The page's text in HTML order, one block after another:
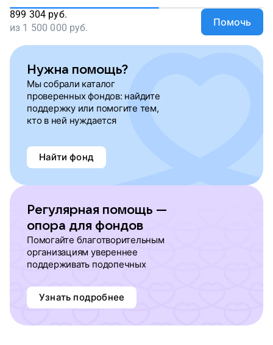
899 304 руб.
из 1 500 000 руб. Помочь
Нужна помощь?
Мы собрали каталог
проверенных фондов: найдите
поддержку или помогите тем,
кто в ней нуждается
Найти фонд
Регулярная помощь —
опора для фондов
Помогайте благотворительным
организациям увереннее
поддерживать подопечных
Узнать подробнее